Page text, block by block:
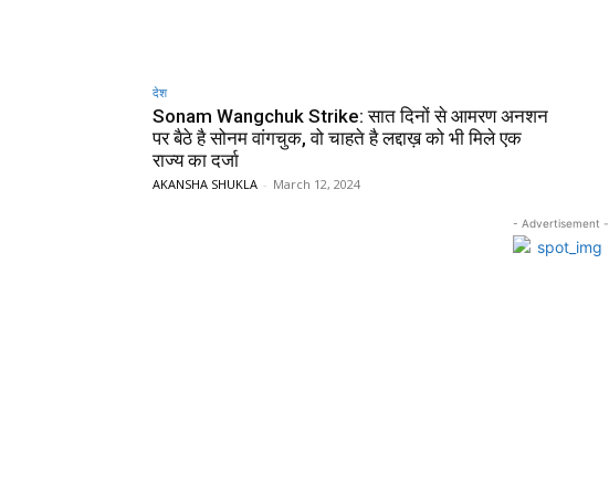
देश
Sonam Wangchuk Strike: सात दिनों से आमरण अनशन
पर बैठे है सोनम वांगचुक, वो चाहते है लद्दाख़ को भी मिले एक
राज्य का दर्जा
AKANSHA SHUKLA - March 12, 2024
- Advertisement -